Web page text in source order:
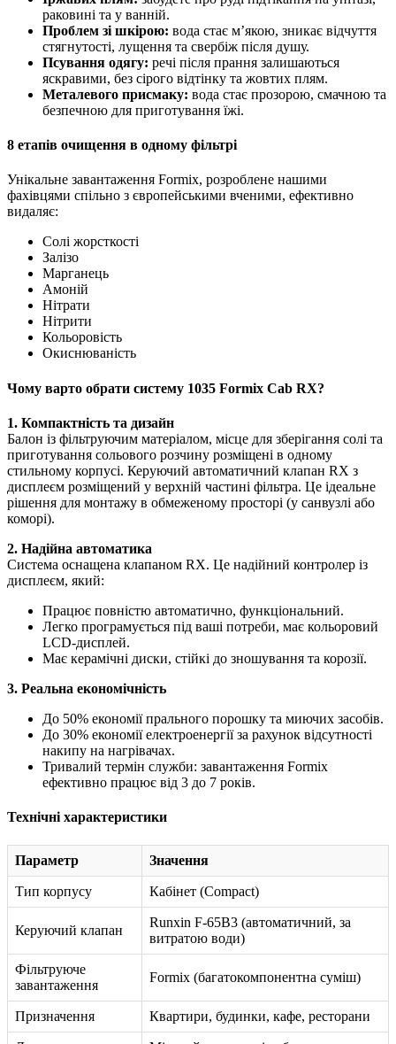
раковині та у ванній.
Проблем зі шкірою: вода стає м’якою, зникає відчуття
стягнутості, лущення та свербіж після душу.
Псування одягу: речі після прання залишаються
яскравими, без сірого відтінку та жовтих плям.
Металевого присмаку: вода стає прозорою, смачною та
безпечною для приготування їжі.
8 етапів очищення в одному фільтрі
Унікальне завантаження Formix, розроблене нашими
фахівцями спільно з європейськими вченими, ефективно
видаляє:
Солі жорсткості
Залізо
Марганець
Амоній
Нітрати
Нітрити
Кольоровість
Окиснюваність
Чому варто обрати систему 1035 Formix Cab RX?
1. Компактність та дизайн
Балон із фільтруючим матеріалом, місце для зберігання солі та
приготування сольового розчину розміщені в одному
стильному корпусі. Керуючий автоматичний клапан RX з
дисплеєм розміщений у верхній частині фільтра. Це ідеальне
рішення для монтажу в обмеженому просторі (у санвузлі або
коморі).
2. Надійна автоматика
Система оснащена клапаном RX. Це надійний контролер із
дисплеєм, який:
Працює повністю автоматично, функціональний.
Легко програмується під ваші потреби, має кольоровий
LCD-дисплей.
Має керамічні диски, стійкі до зношування та корозії.
3. Реальна економічність
До 50% економії прального порошку та миючих засобів.
До 30% економії електроенергії за рахунок відсутності
накипу на нагрівачах.
Тривалий термін служби: завантаження Formix
ефективно працює від 3 до 7 років.
Технічні характеристики
Параметр Значення
Тип корпусу Кабінет (Compact)
Керуючий клапан
Runxin F-65B3 (автоматичний, за
витратою води)
Фільтруюче
завантаження
Formix (багатокомпонентна суміш)
Призначення Квартири, будинки, кафе, ресторани